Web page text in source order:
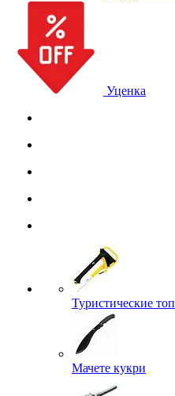
Уценка
Туристические
Мачете кукри